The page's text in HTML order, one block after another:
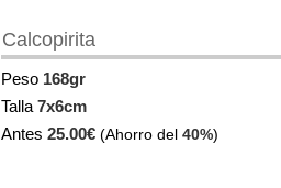
Calcopirita
Peso 168gr
Talla 7x6cm
Antes 25.00€ (Ahorro del 40%)